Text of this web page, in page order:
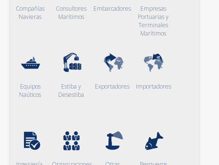
Compañías
Navieras
Consultores
Marítimos
Embarcadores
Empresas
Portuarias y
Terminales
Marítimos
Equipos
Naúticos
Estiba y
Desestiba
Exportadores Importadores